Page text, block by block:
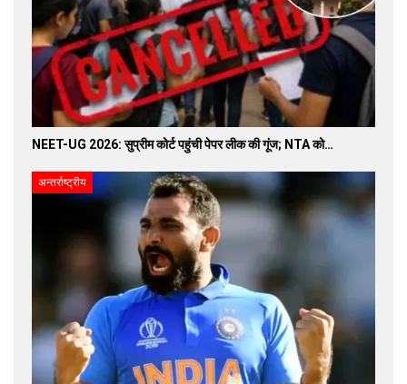
NEET-UG 2026: सुप्रीम कोर्ट पहुंची पेपर लीक की गूंज; NTA को…
अन्तर्राष्ट्रीय